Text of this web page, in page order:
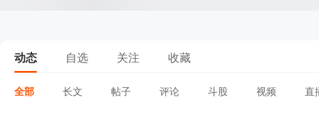
动态 自选 关注 收藏
全部 长文 帖子 评论 斗股 视频 直